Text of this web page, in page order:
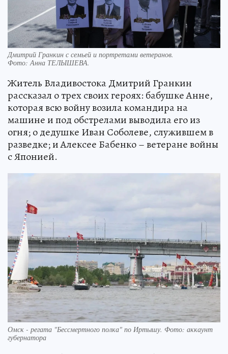
Дмитрий Гранкин с семьей и портретами ветеранов.
Фото:Анна ТЕЛЫШЕВА.
Житель Владивостока Дмитрий Гранкин
рассказал о трех своих героях: бабушке Анне,
которая всю войну возила командира на
машине и под обстрелами выводила его из
огня; о дедушке Иван Соболеве, служившем в
разведке; и Алексее Бабенко – ветеране войны
с Японией.
Омск - регата "Бессмертного полка" по Иртышу. Фото: аккаунт
губернатора